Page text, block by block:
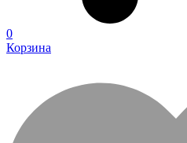
0
Корзина